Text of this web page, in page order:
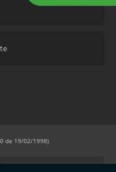
de 19/02/1998)